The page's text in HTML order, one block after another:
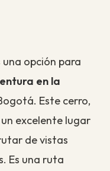
una opción para
en la
Este cerro,
excelente lugar
de vistas
Es una ruta